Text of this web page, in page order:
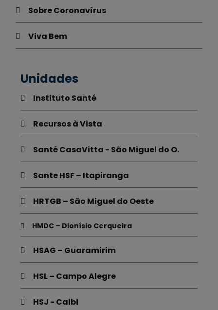
Sobre Coronavírus
Viva Bem
Unidades
Instituto Santé
Recursos à Vista
Santé CasaVitta - São Miguel do O.
Sante HSF – Itapiranga
HRTGB – São Miguel do Oeste
HMDC – Dionísio Cerqueira
HSAG – Guaramirim
HSL – Campo Alegre
HSJ - Caibi